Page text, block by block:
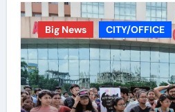
Big News CITY/OFFICE